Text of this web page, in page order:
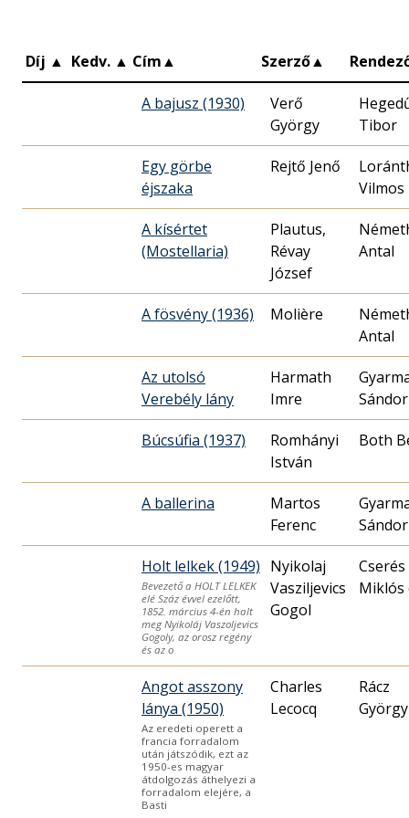
Díj ▲ Kedv. ▲ Cím▲ Szerző▲
A bajusz (1930)
Verő
György
Tibor
Egy görbe
éjszaka
Rejtő Jenő
Vilmos
A kísértet
(Mostellaria)
Plautus,
Révay
József
Antal
A fösvény (1936) Molière
Antal
Az utolsó
Verebély lány
Harmath
Imre
Sándor
Búcsúfia (1937)
Romhányi
István
Both
A ballerina
Martos
Ferenc
Sándor
Holt lelkek (1949)
Bevezető a HOLT LELKEK
elé Száz évvel ezelőtt,
1852. március 4-én halt
meg Nyikoláj Vaszoljevics
Gogoly, az orosz regény
és az o
Nyikolaj
Vasziljevics
Gogol
Cserés
Miklós
Angot asszony
lánya (1950)
Az eredeti operett a
francia forradalom
után játszódik, ezt az
1950-es magyar
átdolgozás áthelyezi a
forradalom elejére, a
Basti
Charles
Lecocq
Rácz
György